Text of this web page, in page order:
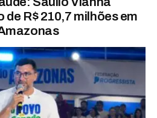
R$ 210,7 milhões em